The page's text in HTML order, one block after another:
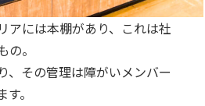
アには本棚があり、これは社
。
、その管理は障がいメンバー
。